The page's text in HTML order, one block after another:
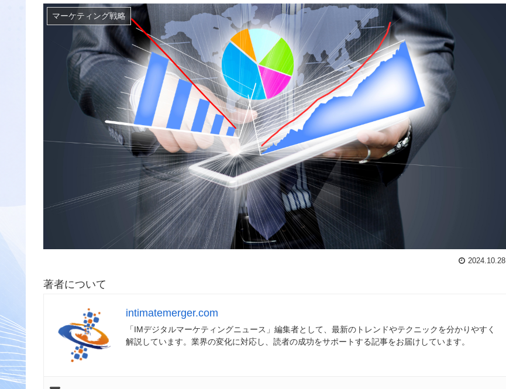
マーケティング戦略
2024.10.28
著者について
intimatemerger.com
「IMデジタルマーケティングニュース」編集者として、最新のトレンドやテクニックを分かりやすく
解説しています。業界の変化に対応し、読者の成功をサポートする記事をお届けしています。